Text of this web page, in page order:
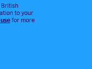
to your
for more